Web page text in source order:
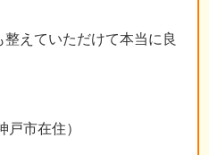
えていただけて本当に良
市在住）